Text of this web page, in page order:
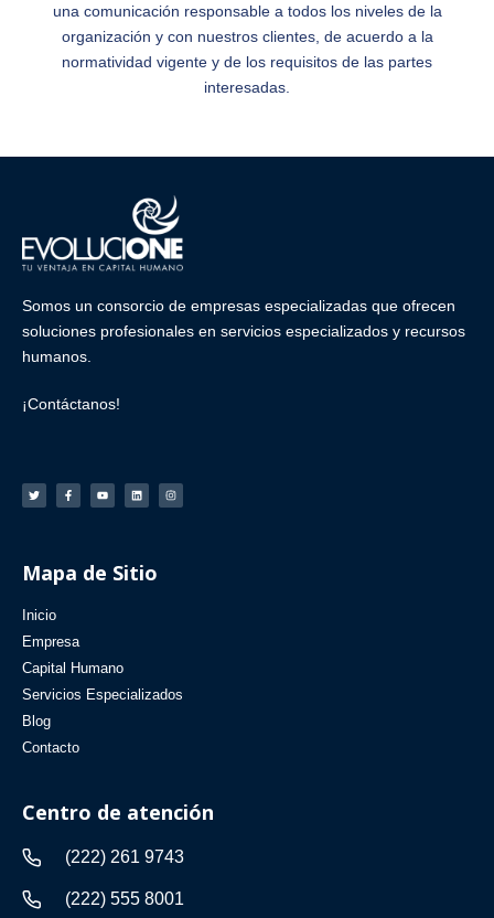
una comunicación responsable a todos los niveles de la
organización y con nuestros clientes, de acuerdo a la
normatividad vigente y de los requisitos de las partes
interesadas.
Somos un consorcio de empresas especializadas que ofrecen
soluciones profesionales en servicios especializados y recursos
humanos
¡Contáctanos!
Mapa de Sitio
Inicio
Empresa
Capital Humano
Servicios Especializados
Blog
Contacto
Centro de atención
(222) 261 9743
(222) 555 8001